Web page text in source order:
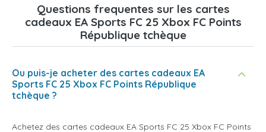
Questions frequentes sur les cartes
cadeaux EA Sports FC 25 Xbox FC Points
République tchèque
Ou puis-je acheter des cartes cadeaux EA
Sports FC 25 Xbox FC Points République
tchèque ?
Achetez des cartes cadeaux EA Sports FC 25 Xbox FC Points